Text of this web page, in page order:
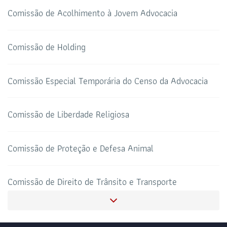
TELEFONE
SALAS DE APOIO AO
Comissão de Fiscalização do Exercício Profissional